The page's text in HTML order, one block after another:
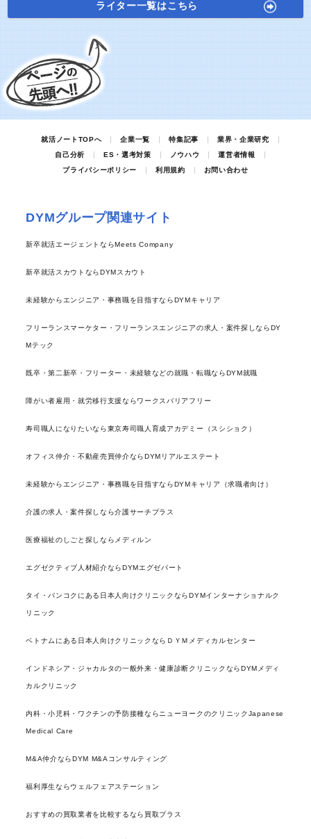
ライター一覧はこちら
就活ノートTOPへ 企業一覧 特集記事
業界・企業研究
自己分析
ES・選考対策 ノウハウ
運営者情報
プライバシーポリシー
利用規約 お問い合わせ
DYMグループ関連サイト
新卒就活エージェントならMeets Company
新卒就活スカウトならDYMスカウト
未経験からエンジニア・事務職を目指すならDYMキャリア
フリーランスマーケター・フリーランスエンジニアの求人・案件探しならDY
Mテック
既卒・第二新卒・フリーター・未経験などの就職・転職ならDYM就職
障がい者雇用・就労移行支援ならワークスバリアフリー
寿司職人になりたいなら東京寿司職人育成アカデミー（スシショク）
オフィス仲介・不動産売買仲介ならDYMリアルエステート
未経験からエンジニア・事務職を目指すならDYMキャリア（求職者向け）
介護の求人・案件探しなら介護サーチプラス
医療福祉のしごと探しならメディルン
エグゼクティブ人材紹介ならDYMエグゼパート
タイ・バンコクにある日本人向けクリニックならDYMインターナショナルク
リニック
ベトナムにある日本人向けクリニックならＤＹＭメディカルセンター
インドネシア・ジャカルタの一般外来・健康診断クリニックならDYMメディ
カルクリニック
内科・小児科・ワクチンの予防接種ならニューヨークのクリニックJapanese
Medical Care
M&A仲介ならDYM M&Aコンサルティング
福利厚生ならウェルフェアステーション
おすすめの買取業者を比較するなら買取プラス